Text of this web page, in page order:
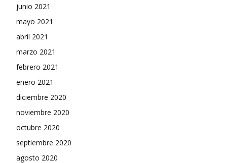
junio 2021
mayo 2021
abril 2021
marzo 2021
febrero 2021
enero 2021
diciembre 2020
noviembre 2020
octubre 2020
septiembre 2020
agosto 2020